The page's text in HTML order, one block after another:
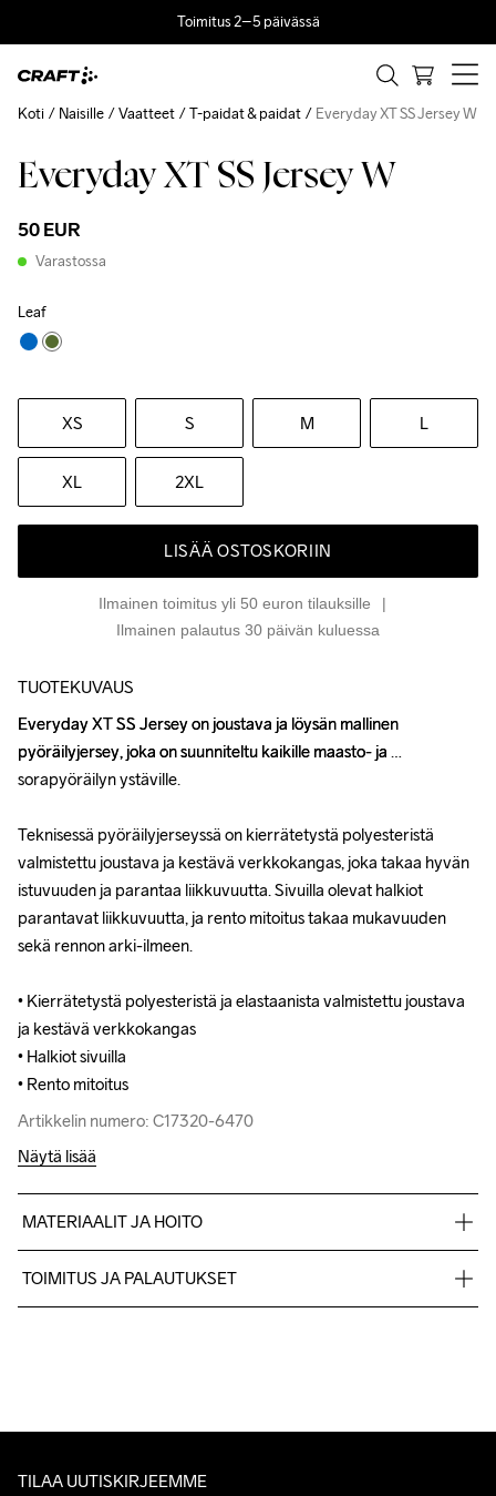
Toimitus 2–5 päivässä
Everyday XT SS Jersey W
50 EUR
Varastossa
Leaf
XS S M L
XL 2XL
LISÄÄ OSTOSKORIIN
Ilmainen toimitus yli 50 euron tilauksille
Ilmainen palautus 30 päivän kuluessa
Koti Naisille Vaatteet T-paidat & paidat Everyday XT SS Jersey W
TUOTEKUVAUS
Everyday XT SS Jersey on joustava ja löysän mallinen
pyöräilyjersey, joka on suunniteltu kaikille maasto- ja
sorapyöräilyn ystäville.
Teknisessä pyöräilyjerseyssä on kierrätetystä polyesteristä
valmistettu joustava ja kestävä verkkokangas, joka takaa hyvän
istuvuuden ja parantaa liikkuvuutta. Sivuilla olevat halkiot
parantavat liikkuvuutta, ja rento mitoitus takaa mukavuuden
sekä rennon arki-ilmeen.
• Kierrätetystä polyesteristä ja elastaanista valmistettu joustava
ja kestävä verkkokangas
• Halkiot sivuilla
• Rento mitoitus
Artikkelin numero: C17320-6470
Everyday XT SS Jersey on joustava ja löysän mallinen
pyöräilyjersey, joka on suunniteltu kaikille maasto- ja
sorapyöräilyn ystäville.
Teknisessä pyöräilyjerseyssä on kierrätetystä polyesteristä
valmistettu joustava ja kestävä verkkokangas, joka takaa hyvän
istuvuuden ja parantaa liikkuvuutta. Sivuilla olevat halkiot
parantavat liikkuvuutta, ja rento mitoitus takaa mukavuuden
sekä rennon arki-ilmeen.
• Kierrätetystä polyesteristä ja elastaanista valmistettu joustava
ja kestävä verkkokangas
• Halkiot sivuilla
• Rento mitoitus
Artikkelin numero: C17320-6470
Näytä lisää
MATERIAALIT JA HOITO
TOIMITUS JA PALAUTUKSET
kysymyksiisi.
TILAA UUTISKIRJEEMME